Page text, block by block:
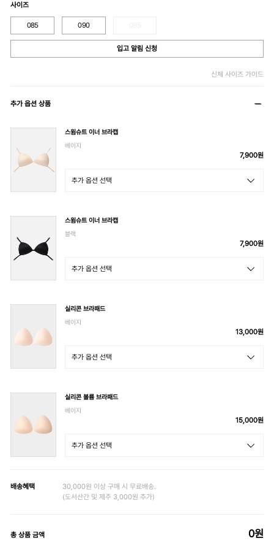
사이즈
085 090
입고 알림 신청
신체 사이즈 가이드
추가 옵션 상품
스윔슈트 이너 브라캡
베이지
7,900원
스윔슈트 이너 브라캡
블랙
7,900원
실리콘 브라패드
베이지
13,000원
실리콘 볼륨 브라패드
베이지
15,000원
배송혜택
30,000원 이상 구매 시 무료배송.
(도서산간 및 제주 3,000원 추가)
총 상품 금액 0원